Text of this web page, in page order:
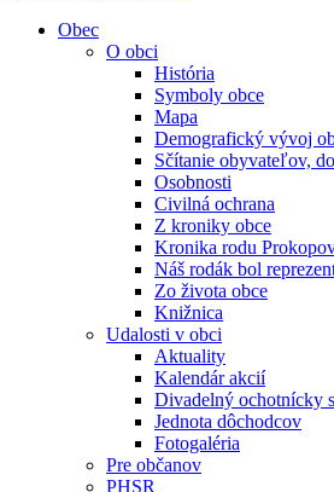
Obec
O obci
História
Symboly obce
Mapa
Demografický vývoj
Sčítanie obyvateľov,
Osobnosti
Civilná ochrana
Z kroniky obce
Kronika rodu
Náš rodák bol
Zo života obce
Knižnica
Udalosti v obci
Aktuality
Kalendár akcií
Divadelný ochotnícky
Jednota dôchodcov
Fotogaléria
Pre občanov
PHSR